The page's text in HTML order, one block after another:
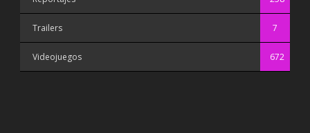
Trailers 7
Videojuegos 672